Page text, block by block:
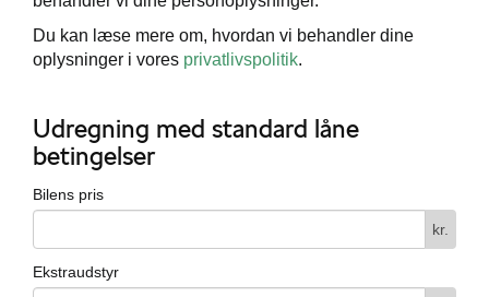
Du kan læse mere om, hvordan vi behandler dine
oplysninger i vores privatlivspolitik.
Udregning med standard låne
betingelser
Bilens pris
kr.
Ekstraudstyr